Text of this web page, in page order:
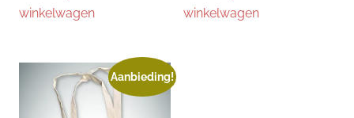
€12.95.€10.00.
winkelwagen
€12.95.€10.00.
winkelwagen
Aanbieding!